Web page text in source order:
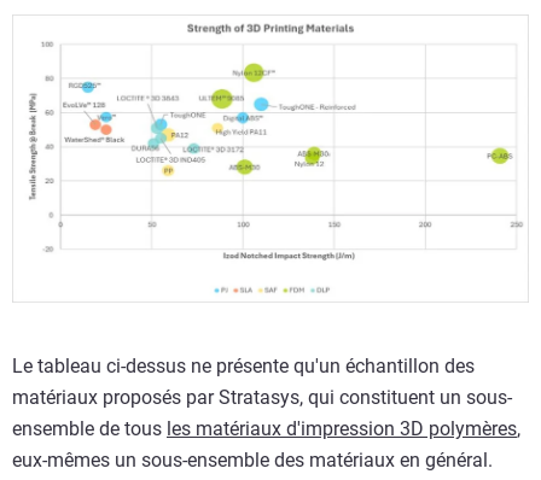
Le tableau ci-dessus ne présente qu'un échantillon des
matériaux proposés par Stratasys, qui constituent un sous-
ensemble de tous les matériaux d'impression 3D polymères,
eux-mêmes un sous-ensemble des matériaux en général.